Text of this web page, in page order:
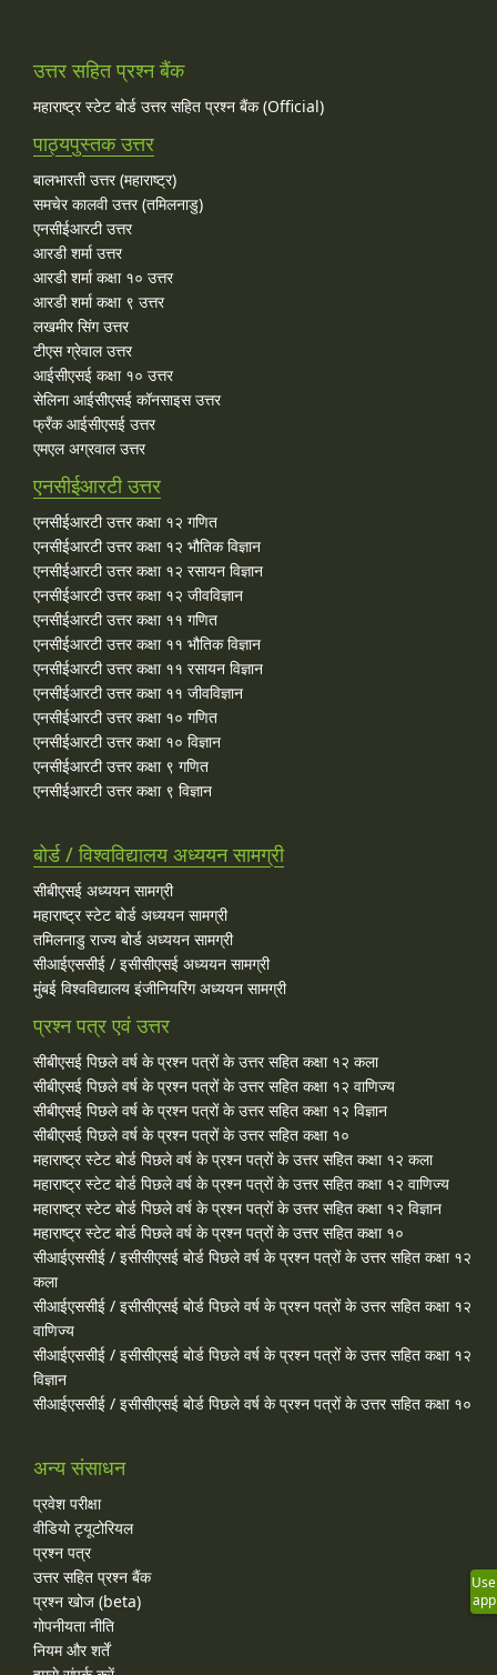
उत्तर सहित प्रश्न बैंक
महाराष्ट्र स्टेट बोर्ड उत्तर सहित प्रश्न बैंक (Official)
पाठ्यपुस्तक उत्तर
बालभारती उत्तर (महाराष्ट्र)
समचेर कालवी उत्तर (तमिलनाडु)
एनसीईआरटी उत्तर
आरडी शर्मा उत्तर
आरडी शर्मा कक्षा १० उत्तर
आरडी शर्मा कक्षा ९ उत्तर
लखमीर सिंग उत्तर
टीएस ग्रेवाल उत्तर
आईसीएसई कक्षा १० उत्तर
सेलिना आईसीएसई कॉनसाइस उत्तर
फ्रँक आईसीएसई उत्तर
एमएल अग्रवाल उत्तर
एनसीईआरटी उत्तर
एनसीईआरटी उत्तर कक्षा १२ गणित
एनसीईआरटी उत्तर कक्षा १२ भौतिक विज्ञान
एनसीईआरटी उत्तर कक्षा १२ रसायन विज्ञान
एनसीईआरटी उत्तर कक्षा १२ जीवविज्ञान
एनसीईआरटी उत्तर कक्षा ११ गणित
एनसीईआरटी उत्तर कक्षा ११ भौतिक विज्ञान
एनसीईआरटी उत्तर कक्षा ११ रसायन विज्ञान
एनसीईआरटी उत्तर कक्षा ११ जीवविज्ञान
एनसीईआरटी उत्तर कक्षा १० गणित
एनसीईआरटी उत्तर कक्षा १० विज्ञान
एनसीईआरटी उत्तर कक्षा ९ गणित
एनसीईआरटी उत्तर कक्षा ९ विज्ञान
बोर्ड / विश्वविद्यालय अध्ययन सामग्री
सीबीएसई अध्ययन सामग्री
महाराष्ट्र स्टेट बोर्ड अध्ययन सामग्री
तमिलनाडु राज्य बोर्ड अध्ययन सामग्री
सीआईएससीई / इसीसीएसई अध्ययन सामग्री
मुंबई विश्वविद्यालय इंजीनियरिंग अध्ययन सामग्री
प्रश्न पत्र एवं उत्तर
सीबीएसई पिछले वर्ष के प्रश्न पत्रों के उत्तर सहित कक्षा १२ कला
सीबीएसई पिछले वर्ष के प्रश्न पत्रों के उत्तर सहित कक्षा १२ वाणिज्य
सीबीएसई पिछले वर्ष के प्रश्न पत्रों के उत्तर सहित कक्षा १२ विज्ञान
सीबीएसई पिछले वर्ष के प्रश्न पत्रों के उत्तर सहित कक्षा १०
महाराष्ट्र स्टेट बोर्ड पिछले वर्ष के प्रश्न पत्रों के उत्तर सहित कक्षा १२ कला
महाराष्ट्र स्टेट बोर्ड पिछले वर्ष के प्रश्न पत्रों के उत्तर सहित कक्षा १२ वाणिज्य
महाराष्ट्र स्टेट बोर्ड पिछले वर्ष के प्रश्न पत्रों के उत्तर सहित कक्षा १२ विज्ञान
महाराष्ट्र स्टेट बोर्ड पिछले वर्ष के प्रश्न पत्रों के उत्तर सहित कक्षा १०
सीआईएससीई / इसीसीएसई बोर्ड पिछले वर्ष के प्रश्न पत्रों के उत्तर सहित कक्षा १२
कला
सीआईएससीई / इसीसीएसई बोर्ड पिछले वर्ष के प्रश्न पत्रों के उत्तर सहित कक्षा १२
वाणिज्य
सीआईएससीई / इसीसीएसई बोर्ड पिछले वर्ष के प्रश्न पत्रों के उत्तर सहित कक्षा १२
विज्ञान
सीआईएससीई / इसीसीएसई बोर्ड पिछले वर्ष के प्रश्न पत्रों के उत्तर सहित कक्षा १०
अन्य संसाधन
प्रवेश परीक्षा
वीडियो ट्यूटोरियल
प्रश्न पत्र
उत्तर सहित प्रश्न बैंक
प्रश्न खोज (beta)
गोपनीयता नीति
नियम और शर्तें
Use
app